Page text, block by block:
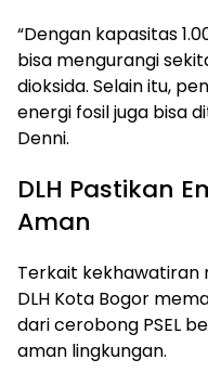
“Dengan kapasitas
bisa mengurangi
dioksida. Selain itu,
energi fosil juga bisa
Denni.
DLH Pastikan
Aman
Terkait kekhawatiran
DLH Kota Bogor
dari cerobong PSEL
aman lingkungan.